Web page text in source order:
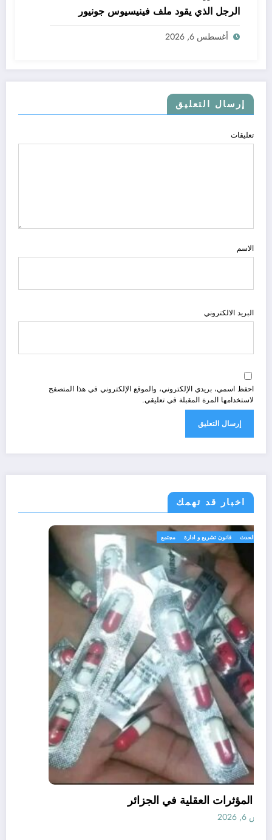
الرجل الذي يقود ملف فينيسيوس جونيور
أغسطس 6, 2026
إرسال التعليق
تعليقات
الاسم
البريد الالكتروني
احفظ اسمي، بريدي الإلكتروني، والموقع الإلكتروني في هذا المتصفح
لاستخدامها المرة المقبلة في تعليقي.
اخبار قد تهمك
الجزائر الحدث قانون تشريع و ادارة
قانون المؤثرات العقلية في الجزائر
أغسطس 6, 2026